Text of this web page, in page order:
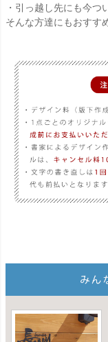
・引っ越し先にも今つ
そんな方達にもおすす